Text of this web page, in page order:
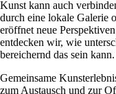
Kunst kann auch
durch eine lokale Galerie
eröffnet neue
entdecken wir, wie
bereichernd das sein kann.
Gemeinsame
zum Austausch und zur